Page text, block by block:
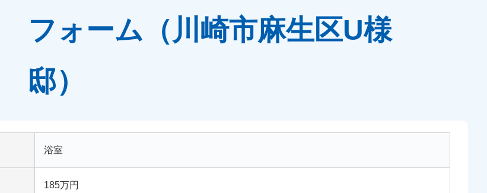
フォーム（川崎市麻生区U様
邸）
浴室
185万円